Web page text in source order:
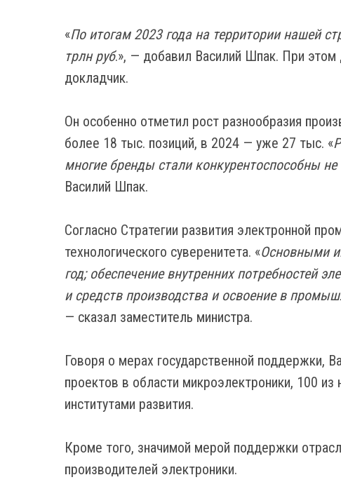
«По итогам 2023 года на территории нашей
трлн руб.», — добавил Василий Шпак. При этом
докладчик.
Он особенно отметил рост разнообразия
более 18 тыс. позиций, в 2024 — уже 27 тыс. «
многие бренды стали конкурентоспособны
Василий Шпак.
Согласно Стратегии развития электронной
технологического суверенитета. «Основными
год; обеспечение внутренних потребностей
и средств производства и освоение в
— сказал заместитель министра.
Говоря о мерах государственной поддержки,
проектов в области микроэлектроники, 100
институтами развития.
Кроме того, значимой мерой поддержки
производителей электроники.